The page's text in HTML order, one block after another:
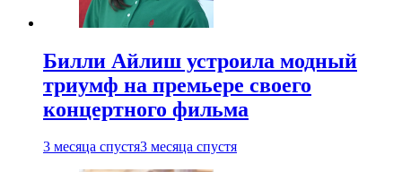
Билли Айлиш устроила модный
триумф на премьере своего
концертного фильма
3 месяца спустя3 месяца спустя